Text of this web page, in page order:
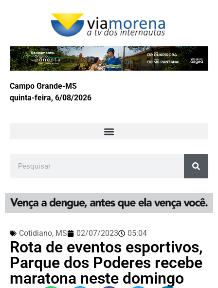
Campo Grande-MS
quinta-feira, 6/08/2026
Cotidiano, MS 02/07/2023 05:04
Rota de eventos esportivos,
Parque dos Poderes recebe
maratona neste domingo